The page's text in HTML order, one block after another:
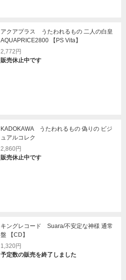
アクアプラス うたわれるもの 二人の白皇
AQUAPRICE2800 【PS Vita】
2,772円
販売休止中です
KADOKAWA うたわれるもの 偽りの ビジ
ュアルコレク
2,860円
販売休止中です
キングレコード Suara/不安定な神様 通常
盤 【CD】
1,320円
予定数の販売を終了しました